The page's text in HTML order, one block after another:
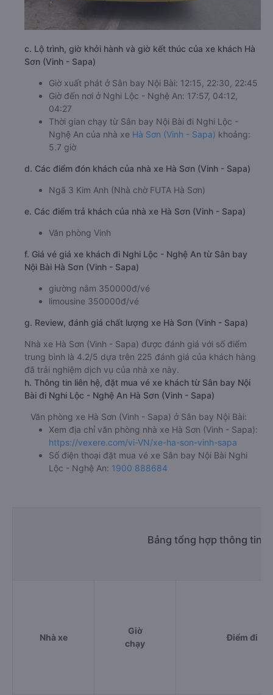
c. Lộ trình, giờ khởi hành và giờ kết thúc của xe khách Hà
Sơn (Vinh - Sapa)
Giờ xuất phát ở Sân bay Nội Bài: 12:15, 22:30, 22:45
Giờ đến nơi ở Nghi Lộc - Nghệ An: 17:57, 04:12,
04:27
Thời gian chạy từ Sân bay Nội Bài đi Nghi Lộc -
Nghệ An của nhà xe Hà Sơn (Vinh - Sapa) khoảng:
5.7 giờ
d. Các điểm đón khách của nhà xe Hà Sơn (Vinh - Sapa)
Ngã 3 Kim Anh (Nhà chờ FUTA Hà Sơn)
e. Các điểm trả khách của nhà xe Hà Sơn (Vinh - Sapa)
Văn phòng Vinh
f. Giá vé giá xe khách đi Nghi Lộc - Nghệ An từ Sân bay
Nội Bài Hà Sơn (Vinh - Sapa)
giường nằm 350000đ/vé
limousine 350000đ/vé
g. Review, đánh giá chất lượng xe Hà Sơn (Vinh - Sapa)
Nhà xe Hà Sơn (Vinh - Sapa) được đánh giá với số điểm
trung bình là 4.2/5 dựa trên 225 đánh giá của khách hàng
đã trải nghiệm dịch vụ của nhà xe này.
h. Thông tin liên hệ, đặt mua vé xe khách từ Sân bay Nội
Bài đi Nghi Lộc - Nghệ An Hà Sơn (Vinh - Sapa)
Văn phòng xe Hà Sơn (Vinh - Sapa) ở Sân bay Nội Bài:
Xem địa chỉ văn phòng nhà xe Hà Sơn (Vinh - Sapa):
https://vexere.com/vi-VN/xe-ha-son-vinh-sapa
Số điện thoại đặt mua vé xe Sân bay Nội Bài Nghi
Lộc - Nghệ An: 1900 888684
Bảng tổng hợp thông tin
Nhà xe
Giờ
chạy
Điểm đi